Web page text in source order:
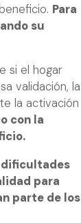
Para
su
si el hogar
validación, la
la activación
con la
dificultades
para
parte de los